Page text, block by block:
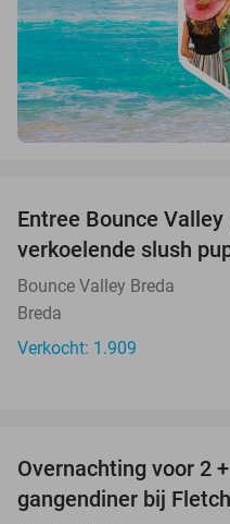
Entree Bounce
verkoelende slush
Bounce Valley Breda
Breda
Verkocht: 1.909
Overnachting voor 2
gangendiner bij